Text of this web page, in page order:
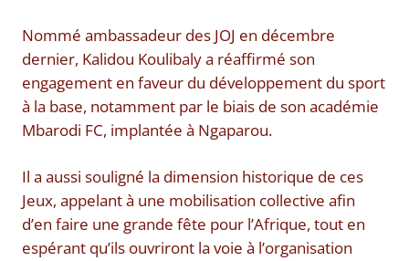
Nommé ambassadeur des JOJ en décembre
dernier, Kalidou Koulibaly a réaffirmé son
engagement en faveur du développement du sport
à la base, notamment par le biais de son académie
Mbarodi FC, implantée à Ngaparou.
Il a aussi souligné la dimension historique de ces
Jeux, appelant à une mobilisation collective afin
d’en faire une grande fête pour l’Afrique, tout en
espérant qu’ils ouvriront la voie à l’organisation